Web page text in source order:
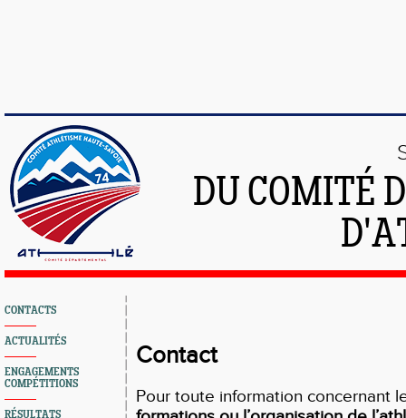
DU COMITÉ
CONTACTS
ACTUALITÉS
ENGAGEMENTS
COMPÉTITIONS
RÉSULTATS
Contact
Pour toute information concernant